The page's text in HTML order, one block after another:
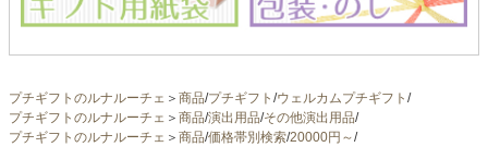
プチギフトのルナルーチェ ＞ 商品/プチギフト /ウェルカムプチギフト /
プチギフトのルナルーチェ ＞ 商品/演出用品/その他演出用品/
プチギフトのルナルーチェ ＞ 商品/価格帯別検索/20000円～/